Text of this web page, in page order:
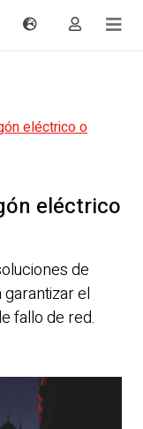
eléctrico o
eléctrico
de
el
fallo de red.